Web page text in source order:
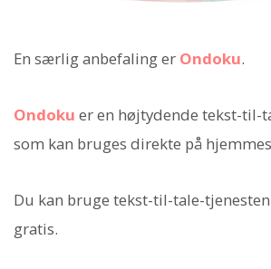
En særlig anbefaling er Ondoku.
Ondoku er en højtydende tekst-til-
som kan bruges direkte på
Du kan bruge tekst-til-tale-
gratis.